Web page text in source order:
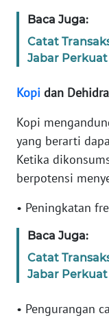
Baca Juga:
Catat
Jabar Perkuat
Kopi dan
Kopi
yang berarti
Ketika
berpotensi
• Peningkatan
Baca Juga:
Catat
Jabar Perkuat
• Pengurangan
KAMI
INFO
KAMI
PEDOMAN
MEDIA
REDAKSI
KARIR
DISCLAIMER